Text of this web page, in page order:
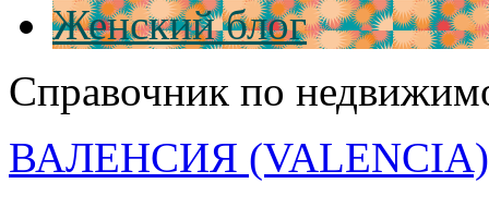
Женский блог
Справочник по
ВАЛЕНСИЯ (VALENCIA)